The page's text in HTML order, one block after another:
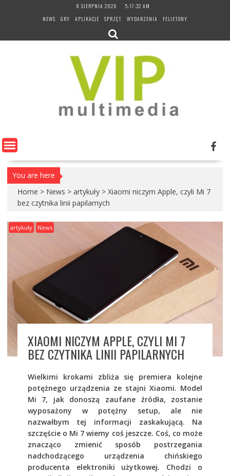
8 SIERPNIA 2026
5:17:33 AM
NEWS
GRY APLIKACJE SPRZĘT WYDARZENIA FELIETONY
You are here
Home > News > artykuły > Xiaomi niczym Apple, czyli Mi 7
bez czytnika linii papilarnych
artykuły News
XIAOMI NICZYM APPLE, CZYLI MI 7
BEZ CZYTNIKA LINII PAPILARNYCH
Wielkimi krokami zbliża się premiera kolejne
potężnego urządzenia ze stajni Xiaomi. Model
Mi 7, jak donoszą zaufane źródła, zostanie
wyposażony w potężny setup, ale nie
nazwałbym tej informacji zaskakującą. Na
szczęście o Mi 7 wiemy coś jeszcze. Coś, co może
znacząco zmienić sposób postrzegania
nadchodzącego urządzenia chińskiego
producenta elektroniki użytkowej. Chodzi o